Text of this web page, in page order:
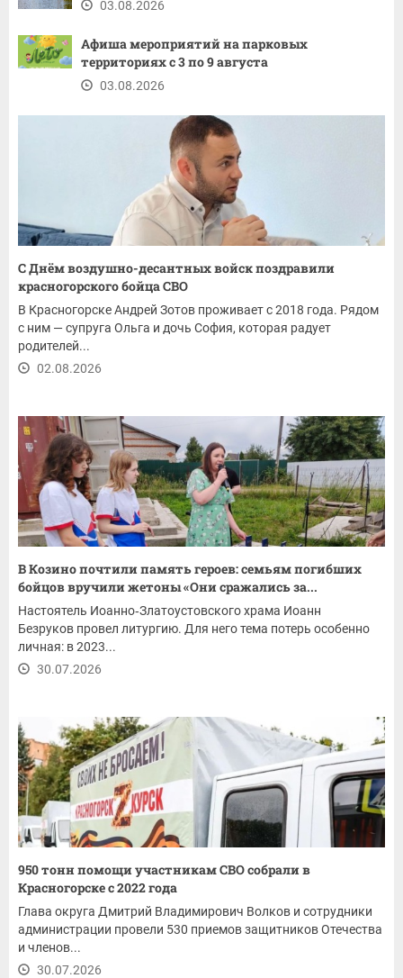
03.08.2026
Афиша мероприятий на парковых
территориях с 3 по 9 августа
03.08.2026
С Днём воздушно-десантных войск поздравили
красногорского бойца СВО
В Красногорске Андрей Зотов проживает с 2018 года. Рядом
с ним — супруга Ольга и дочь София, которая радует
родителей...
02.08.2026
В Козино почтили память героев: семьям погибших
бойцов вручили жетоны «Они сражались за...
Настоятель Иоанно‑Златоустовского храма Иоанн
Безруков провел литургию. Для него тема потерь особенно
личная: в 2023...
30.07.2026
950 тонн помощи участникам СВО собрали в
Красногорске с 2022 года
Глава округа Дмитрий Владимирович Волков и сотрудники
администрации провели 530 приемов защитников Отечества
и членов...
30.07.2026